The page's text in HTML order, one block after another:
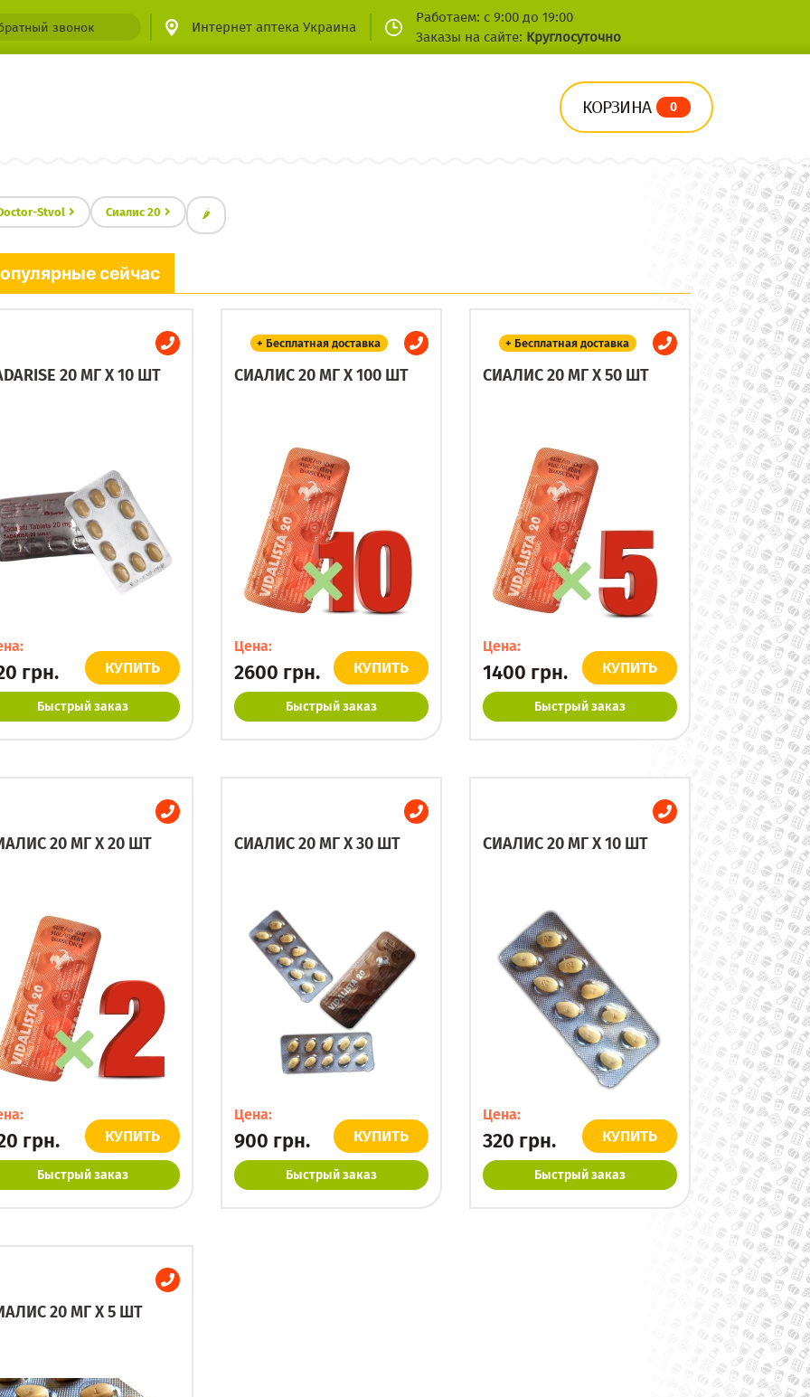
звонок Интернет аптека Украина
Работаем: с 9:00 до 19:00
Заказы на сайте: Круглосуточно
КОРЗИНА 0
Stvol Сиалис 20 🌶
сейчас
20 МГ X 10 ШТ
грн. КУПИТЬ
Быстрый заказ
+ Бесплатная доставка
СИАЛИС 20 МГ X 100 ШТ
Цена:
2600 грн. КУПИТЬ
Быстрый заказ
+ Бесплатная доставка
СИАЛИС 20 МГ X 50 ШТ
Цена:
1400 грн. КУПИТЬ
Быстрый заказ
20 МГ X 20 ШТ
грн. КУПИТЬ
Быстрый заказ
СИАЛИС 20 МГ X 30 ШТ
Цена:
900 грн. КУПИТЬ
Быстрый заказ
СИАЛИС 20 МГ X 10 ШТ
Цена:
320 грн. КУПИТЬ
Быстрый заказ
20 МГ X 5 ШТ